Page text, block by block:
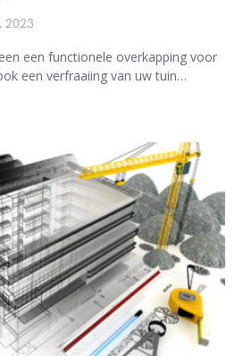
2023
een functionele overkapping voor
een verfraaiing van uw tuin…